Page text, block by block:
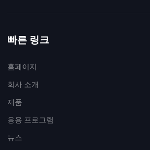
빠른 링크
홈페이지
회사 소개
제품
응용 프로그램
뉴스